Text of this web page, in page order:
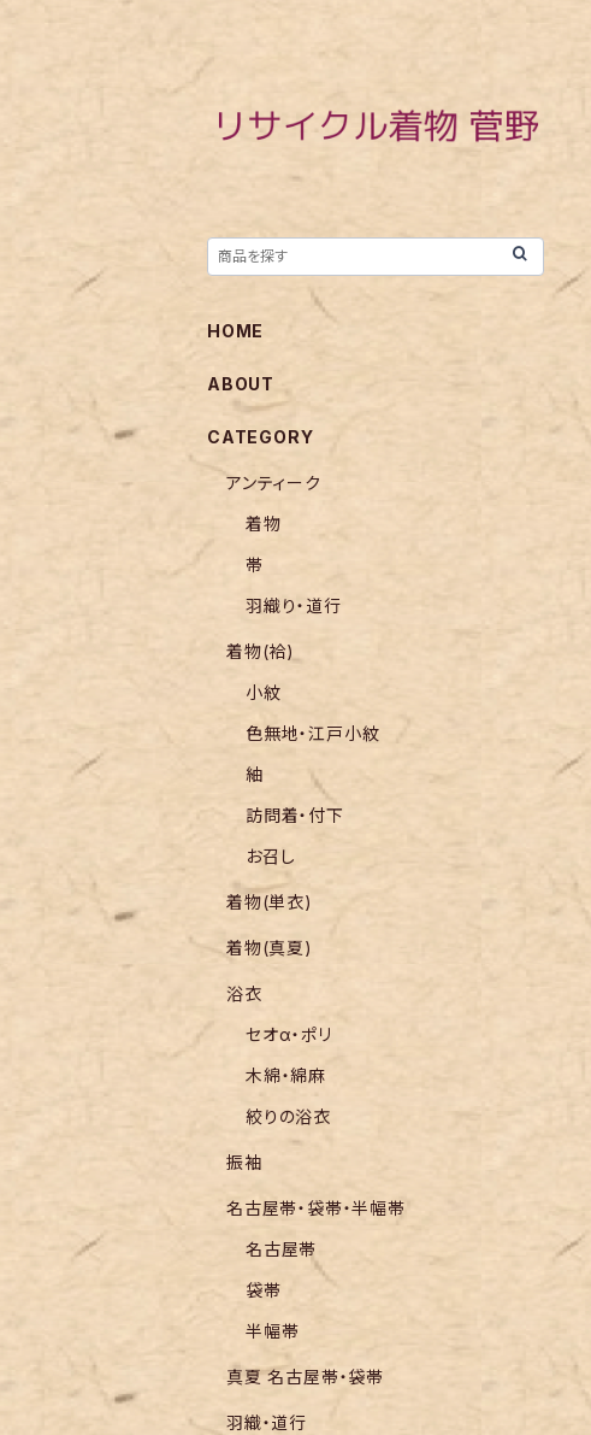
HOME
ABOUT
CATEGORY
アンティーク
着物
帯
羽織り・道行
着物(袷)
小紋
色無地・江戸小紋
紬
訪問着・付下
お召し
着物(単衣)
着物(真夏)
浴衣
セオα・ポリ
木綿・綿麻
絞りの浴衣
振袖
名古屋帯・袋帯・半幅帯
名古屋帯
袋帯
半幅帯
真夏 名古屋帯・袋帯
羽織・道行